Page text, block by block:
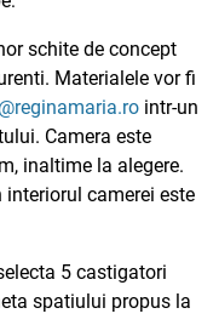
schite de concept
Materialele vor fi
intr-un
Camera este
inaltime la alegere.
camerei este
5 castigatori
spatiului propus la